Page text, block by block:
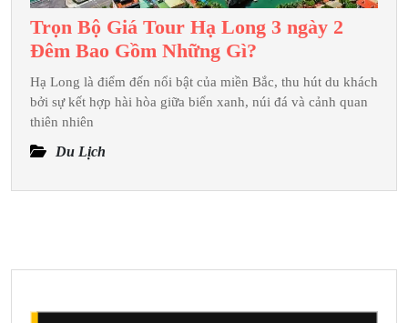
Trọn Bộ Giá Tour Hạ Long 3 ngày 2
Đêm Bao Gồm Những Gì?
Bộ
Giá
3
Gồm
Hạ Long là điểm đến nổi bật của miền Bắc, thu hút du khách
bởi sự kết hợp hài hòa giữa biển xanh, núi đá và cảnh quan
thiên nhiên
Du Lịch